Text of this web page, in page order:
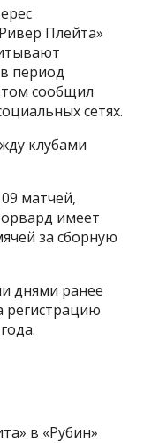
Плейта»
период
сообщил
сетях.
клубами
матчей,
имеет
за сборную
днями ранее
в «Рубин»